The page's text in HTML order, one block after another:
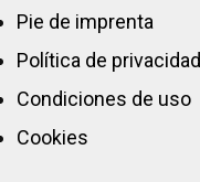
Pie de imprenta
Política de privacidad
Condiciones de uso
Cookies